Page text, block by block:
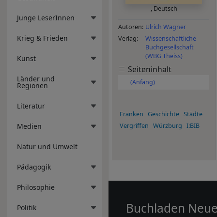
Junge LeserInnen
Krieg & Frieden
Kunst
Länder und
Regionen
Literatur
Medien
Natur und Umwelt
Pädagogik
Philosophie
Politik
, Deutsch
Autoren Ulrich Wagner
Verlag
Wissenschaftliche
Buchgesellschaft
(WBG Theiss)
Seiteninhalt
(Anfang)
Franken Geschichte Städte
Vergriffen Würzburg I:BIB
Buchladen